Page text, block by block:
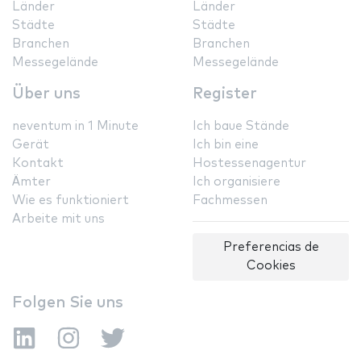
Länder
Städte
Branchen
Messegelände
Länder
Städte
Branchen
Messegelände
Über uns
neventum in 1 Minute
Gerät
Kontakt
Ämter
Wie es funktioniert
Arbeite mit uns
Register
Ich baue Stände
Ich bin eine
Hostessenagentur
Ich organisiere
Fachmessen
Preferencias de
Cookies
Folgen Sie uns